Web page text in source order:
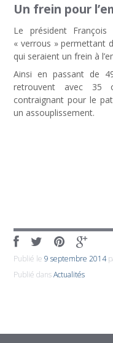
Un frein pour
Le président
« verrous » permettant
qui seraient un frein à
Ainsi en passant de
retrouvent avec 35
contraignant pour le
un assouplissement.
Publié le9 septembre 2014
Publié dansActualités